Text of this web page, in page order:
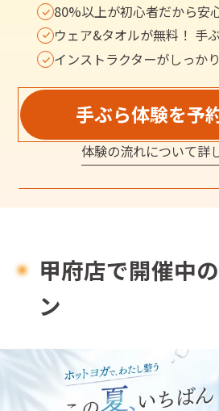
80%以上が初心者だから安
ウェア&タオルが無料！ 手
インストラクターがしっか
手ぶら体験を予
体験の流れについて詳
甲府店で開催中
ン